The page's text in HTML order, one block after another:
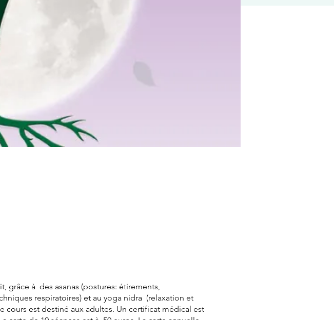
grâce à des asanas (postures: étirements,
respiratoires) et au yoga nidra (relaxation et
est destiné aux adultes. Un certificat médical est